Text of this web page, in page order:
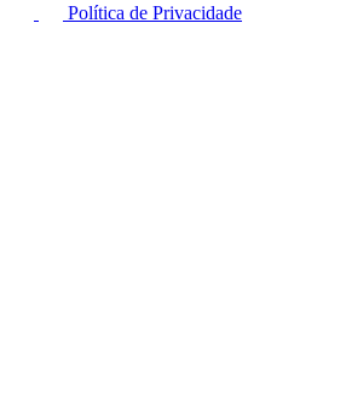
Política de Privacidade